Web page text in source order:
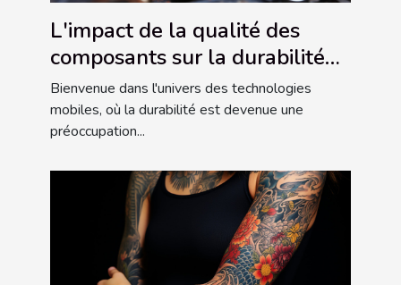
L'impact de la qualité des
composants sur la durabilité
des smartphones
Bienvenue dans l'univers des technologies
mobiles, où la durabilité est devenue une
préoccupation...